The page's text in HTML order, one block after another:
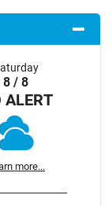
8 / 8
ALERT
more...